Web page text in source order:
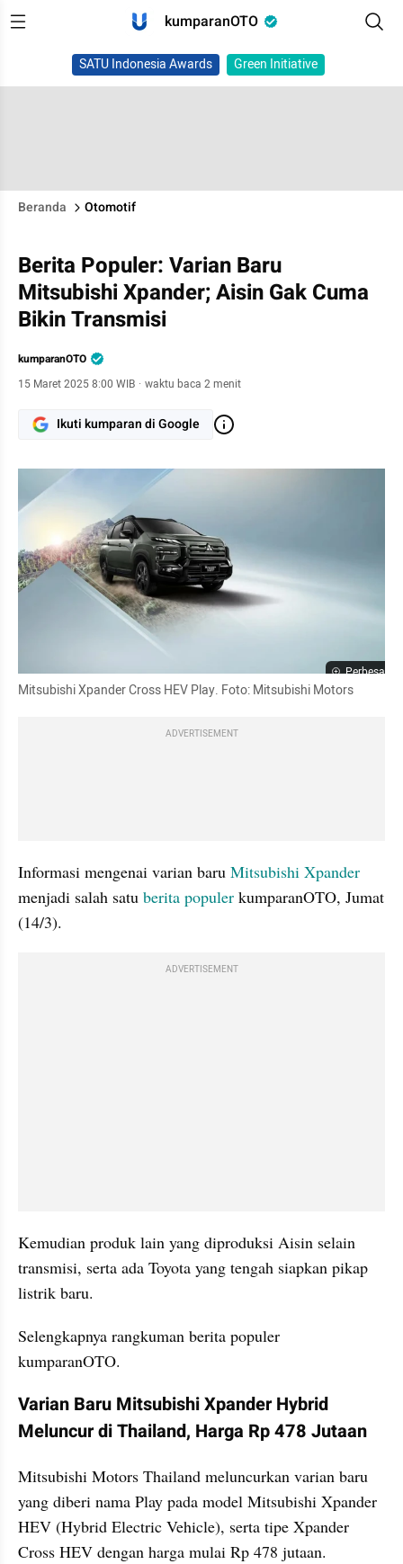
kumparanOTO
SATU Indonesia Awards Green Initiative
Beranda Otomotif
Berita Populer: Varian Baru
Mitsubishi Xpander; Aisin Gak Cuma
Bikin Transmisi
kumparanOTO
15 Maret 2025 8:00 WIB · waktu baca 2 menit
Ikuti kumparan di Google
Perbesar
Mitsubishi Xpander Cross HEV Play. Foto: Mitsubishi Motors
ADVERTISEMENT
Informasi mengenai varian baru Mitsubishi Xpander
menjadi salah satu berita populer kumparanOTO, Jumat
(14/3).
ADVERTISEMENT
Kemudian produk lain yang diproduksi Aisin selain
transmisi, serta ada Toyota yang tengah siapkan pikap
listrik baru.
Selengkapnya rangkuman berita populer
kumparanOTO.
Varian Baru Mitsubishi Xpander Hybrid
Meluncur di Thailand, Harga Rp 478 Jutaan
Mitsubishi Motors Thailand meluncurkan varian baru
yang diberi nama Play pada model Mitsubishi Xpander
HEV (Hybrid Electric Vehicle), serta tipe Xpander
Cross HEV dengan harga mulai Rp 478 jutaan.